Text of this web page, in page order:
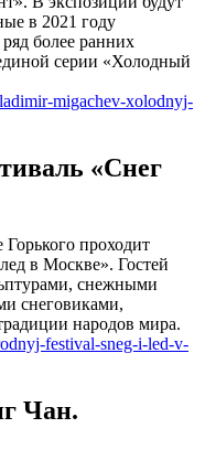
в 2021 году
более ранних
серии «Холодный
migachev-xolodnyj-
«Снег
проходит
в Москве». Гостей
снежными
снеговиками,
народов мира.
festival-sneg-i-led-v-
Чан.